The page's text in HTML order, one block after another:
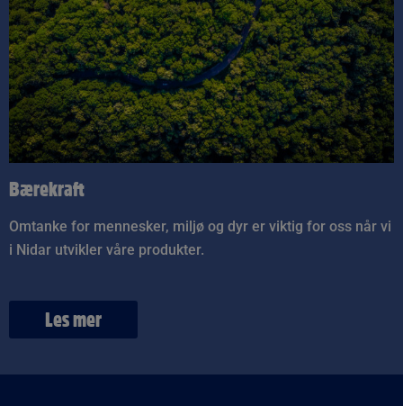
Bærekraft
Omtanke for mennesker, miljø og dyr er viktig for oss når vi
i Nidar utvikler våre produkter.
Les mer